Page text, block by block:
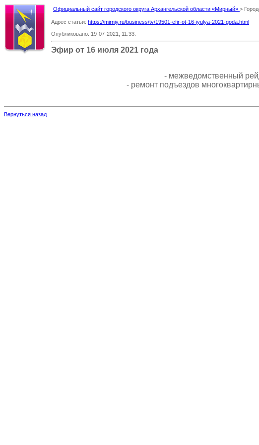
Официальный сайт городского округа Архангельской области «Мирный» >
Адрес статьи: https://mirniy.ru/business/tv/19501-efir-ot-16-iyulya-2021-goda.html
Опубликовано: 19-07-2021, 11:33.
Эфир от 16 июля 2021 года
- межведомственный
- ремонт подъездов
Вернуться назад